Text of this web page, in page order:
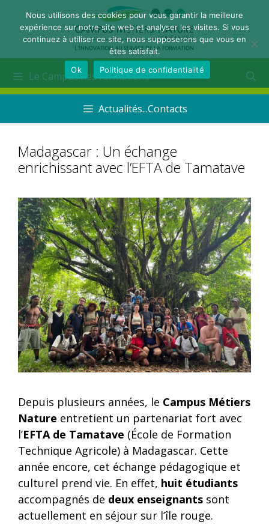
Le Campus...les formations
Actualités...Contacts
Madagascar : Un échange
enrichissant avec l’EFTA de Tamatave
Depuis plusieurs années, le Campus Métiers
Nature entretient un partenariat fort avec
l’EFTA de Tamatave (École de Formation
Technique Agricole) à Madagascar. Cette
année encore, cet échange pédagogique et
culturel prend vie. En effet, huit étudiants
accompagnés de deux enseignants sont
actuellement en séjour sur l’île rouge.
Nous utilisons des cookies pour vous garantir la meilleure
expérience sur notre site web et analyser les visites. Si vous
continuez à utiliser ce site, nous supposerons que vous en
êtes satisfait.
Ok
Politique de confidentialité